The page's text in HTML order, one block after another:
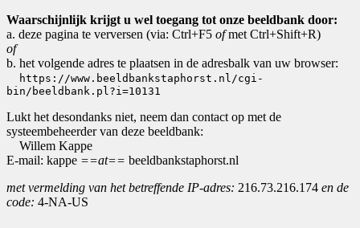
Waarschijnlijk krijgt u wel toegang tot onze beeldbank door:
a. deze pagina te verversen (via: Ctrl+F5 ofmet Ctrl+Shift+R)
of
b. het volgende adres te plaatsen in de adresbalk van uw browser:
https://www.beeldbankstaphorst.nl/cgi-
bin/beeldbank.pl?i=10131
Lukt het desondanks niet, neem dan contact op met de
systeembeheerder van deze beeldbank:
Willem Kappe
E-mail: kappe ==at== beeldbankstaphorst.nl
met vermelding van het betreffende IP-adres: 216.73.216.174 en de
code: 4-NA-US